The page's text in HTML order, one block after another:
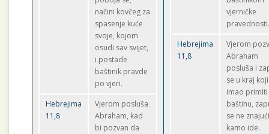
načini kovčeg za
spasenje kuće
svoje, kojom
osudi sav svijet,
i postade
baštinik pravde
po vjeri.
Hebrejima
11,8
Vjerom posluša
Abraham, kad
bi pozvan da
vjerničke
Hebrejima
11,8
Vjerom
Abraham
posluša i
se u kraj
imao primiti
baštinu,
se ne
kamo ide.